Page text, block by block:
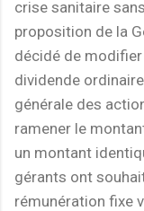
crise sanitaire
proposition de la
décidé de
dividende
générale des
ramener le
un montant
gérants ont
rémunération fixe